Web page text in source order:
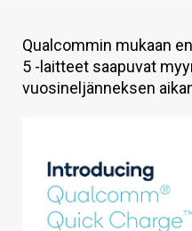
HINTA.FI
KAUPPA
HAKU
Qualcommin mukaan
5 -laitteet saapuvat
vuosineljänneksen